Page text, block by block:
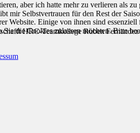
aber ich hatte mehr zu verlieren als
mir Selbstvertrauen für den Rest der
HRC-Teamkollege Ruben Fernandez
Website. Einige von ihnen sind
Sie die Cookies zulassen möchten. Bitte